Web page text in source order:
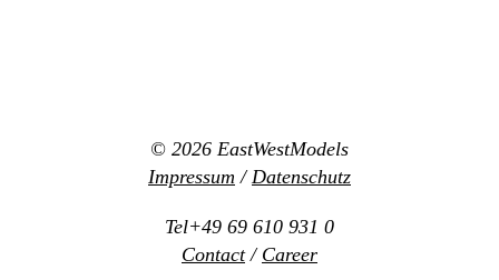
© 2026 EastWestModels
Impressum /Datenschutz
Tel+49 69 610 931 0
Contact/ Career